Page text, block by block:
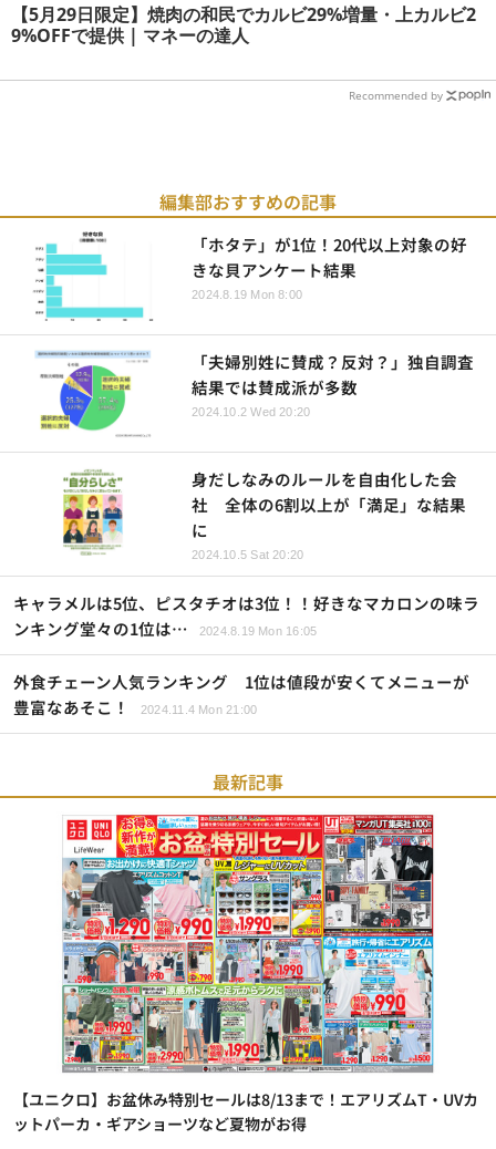
【5月29日限定】焼肉の和民でカルビ29%増量・上カルビ2
9%OFFで提供 | マネーの達人
Recommended by
編集部おすすめの記事
「ホタテ」が1位！20代以上対象の好
きな貝アンケート結果
2024.8.19 Mon 8:00
「夫婦別姓に賛成？反対？」独自調査
結果では賛成派が多数
2024.10.2 Wed 20:20
身だしなみのルールを自由化した会
社 全体の6割以上が「満足」な結果
に
2024.10.5 Sat 20:20
キャラメルは5位、ピスタチオは3位！！好きなマカロンの味ラ
ンキング堂々の1位は…
2024.8.19 Mon 16:05
外食チェーン人気ランキング 1位は値段が安くてメニューが
豊富なあそこ！
2024.11.4 Mon 21:00
最新記事
【ユニクロ】お盆休み特別セールは8/13まで！エアリズムT・UVカ
ットパーカ・ギアショーツなど夏物がお得